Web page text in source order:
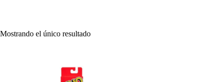
Mostrando el único resultado